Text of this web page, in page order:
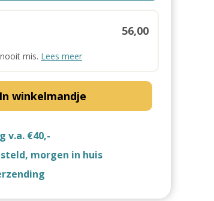
56,00
mis. Lees meer
In winkelmandje
v.a. €40,-
morgen in huis